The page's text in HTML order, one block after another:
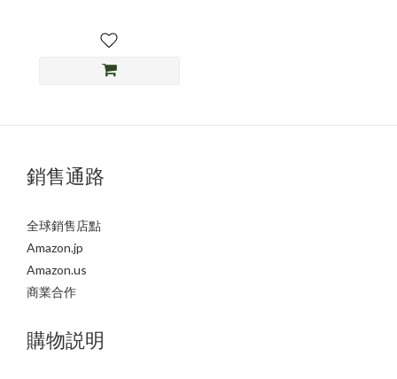
銷售通路
全球銷售店點
Amazon.jp
Amazon.us
商業合作
購物説明